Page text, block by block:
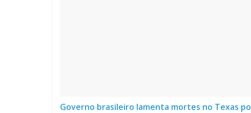
Governo brasileiro lamenta mortes no Texas